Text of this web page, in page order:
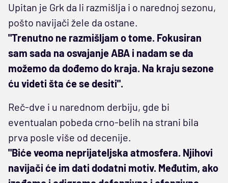
Upitan je Grk da li razmišlja i o narednoj sezonu,
pošto navijači žele da ostane.
"Trenutno ne razmišljam o tome. Fokusiran
sam sada na osvajanje ABA i nadam se da
možemo da dođemo do kraja. Na kraju sezone
ću videti šta će se desiti".
Reč-dve i u narednom derbiju, gde bi
eventualan pobeda crno-belih na strani bila
prva posle više od decenije.
"Biće veoma neprijateljska atmosfera. Njihovi
navijači će im dati dodatni motiv. Međutim, ako